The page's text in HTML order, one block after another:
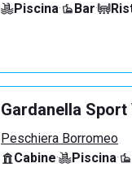
Piscina· Bar·
Gardanella
Peschiera Borromeo
Cabine· Piscina·